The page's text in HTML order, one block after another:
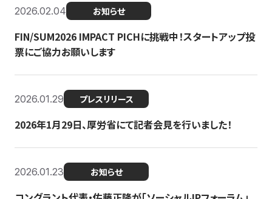
2026.02.04 お知らせ
FIN/SUM2026 IMPACT PICHに挑戦中！スタートアップ投
票にご協力お願いします
2026.01.29 プレスリリース
2026年1月29日、厚労省にて記者会見を行いました！
2026.01.23 お知らせ